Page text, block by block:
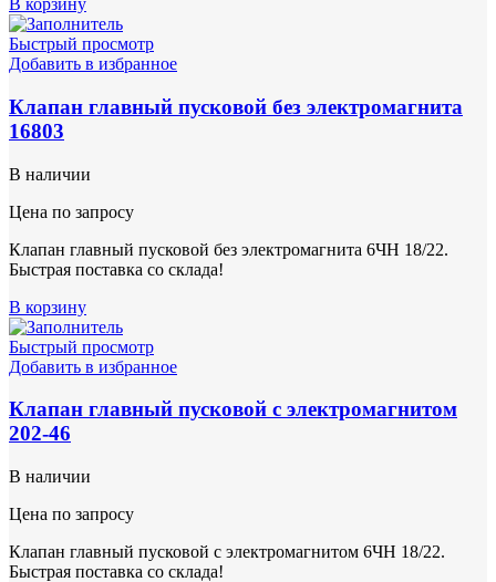
В корзину
Быстрый просмотр
Добавить в избранное
Клапан главный пусковой без электромагнита
16803
В наличии
Цена по запросу
Клапан главный пусковой без электромагнита 6ЧН 18/22.
Быстрая поставка со склада!
В корзину
Быстрый просмотр
Добавить в избранное
Клапан главный пусковой с электромагнитом
202-46
В наличии
Цена по запросу
Клапан главный пусковой с электромагнитом 6ЧН 18/22.
Быстрая поставка со склада!